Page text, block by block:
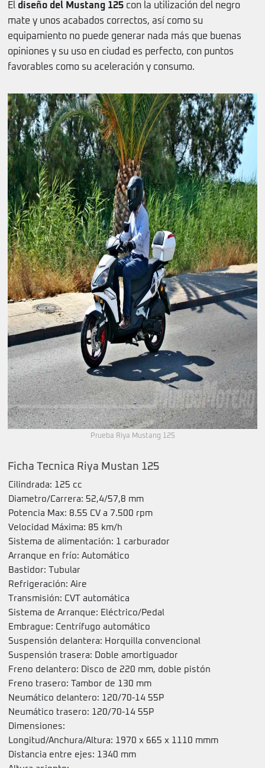
El diseño del Mustang 125 con la utilización del negro
mate y unos acabados correctos, así como su
equipamiento no puede generar nada más que buenas
opiniones y su uso en ciudad es perfecto, con puntos
favorables como su aceleración y consumo.
Prueba Riya Mustang 125
Ficha Tecnica Riya Mustan 125
Cilindrada: 125 cc
Diametro/Carrera: 52,4/57,8 mm
Potencia Max: 8.55 CV a 7.500 rpm
Velocidad Máxima: 85 km/h
Sistema de alimentación: 1 carburador
Arranque en frío: Automático
Bastidor: Tubular
Refrigeración: Aire
Transmisión: CVT automática
Sistema de Arranque: Eléctrico/Pedal
Embrague: Centrífugo automático
Suspensión delantera: Horquilla convencional
Suspensión trasera: Doble amortiguador
Freno delantero: Disco de 220 mm, doble pistón
Freno trasero: Tambor de 130 mm
Neumático delantero: 120/70-14 55P
Neumático trasero: 120/70-14 55P
Dimensiones:
Longitud/Anchura/Altura: 1970 x 665 x 1110 mmm
Distancia entre ejes: 1340 mm